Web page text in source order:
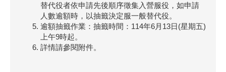
替代役者依申請先後順序徵集入營服役，如申請
人數逾額時，以抽籤決定服一般替代役。
逾額抽籤作業：抽籤時間：114年6月13日(星期五)
上午9時起。
詳情請參閱附件。